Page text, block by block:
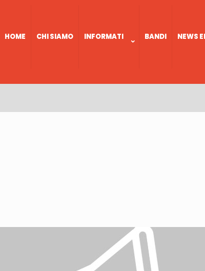
HOME CHI SIAMO INFORMATI BANDI NEWS